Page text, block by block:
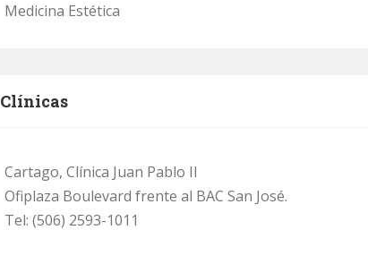
Medicina Estética
Clínicas
Cartago, Clínica Juan Pablo II
Ofiplaza Boulevard frente al BAC San José.
Tel: (506) 2593-1011